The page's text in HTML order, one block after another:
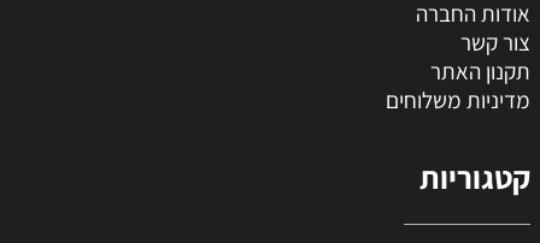
אודות החברה
צור קשר
תקנון האתר
מדיניות משלוחים
קטגוריות